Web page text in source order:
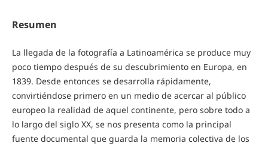
Resumen
La llegada de la fotografía a Latinoamérica se produce muy
poco tiempo después de su descubrimiento en Europa, en
1839. Desde entonces se desarrolla rápidamente,
convirtiéndose primero en un medio de acercar al público
europeo la realidad de aquel continente, pero sobre todo a
lo largo del siglo XX, se nos presenta como la principal
fuente documental que guarda la memoria colectiva de los